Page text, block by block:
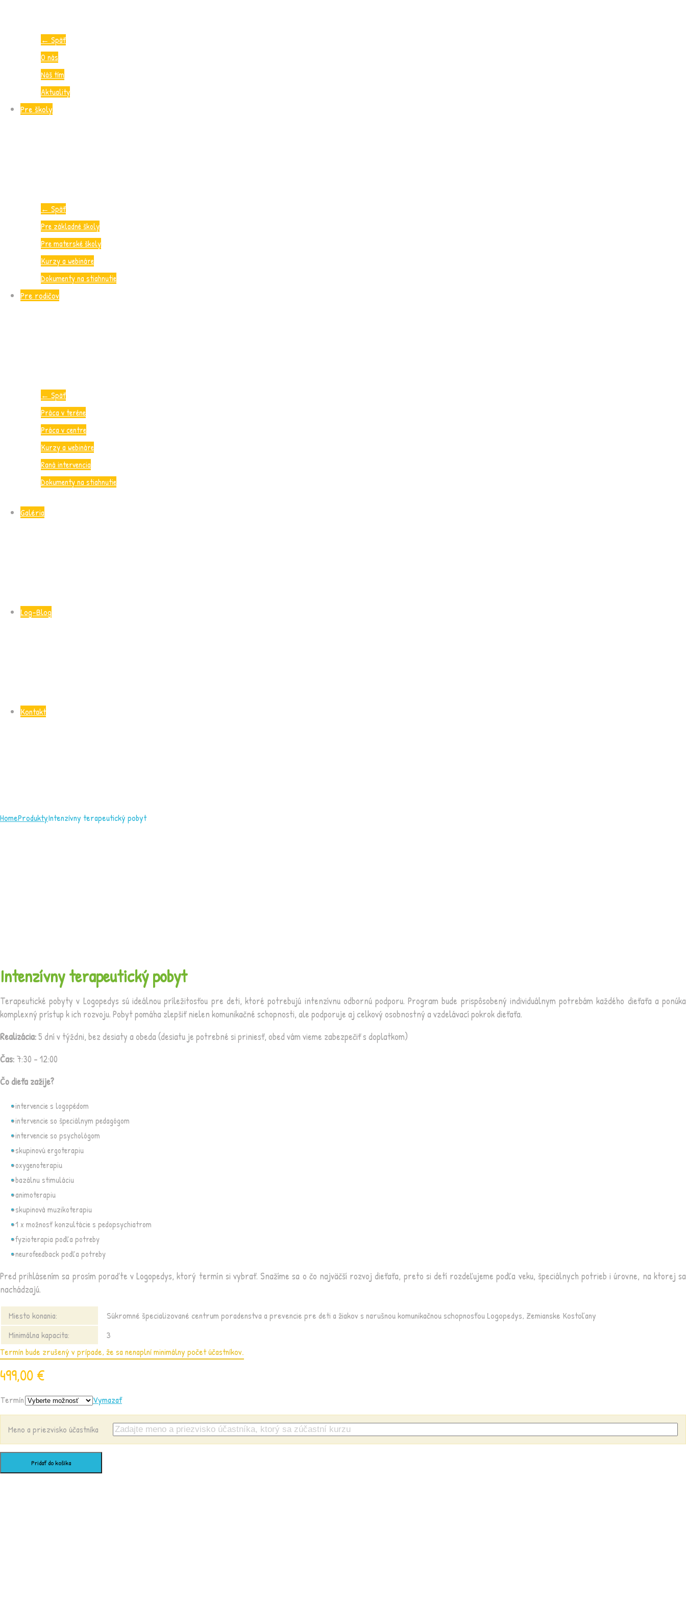
← Späť
O nás
Náš tím
Aktuality
Pre školy
← Späť
Pre základné školy
Pre materské školy
Kurzy a webináre
Dokumenty na stiahnutie
Pre rodičov
← Späť
Práca v teréne
Práca v centre
Kurzy a webináre
Raná intervencia
Dokumenty na stiahnutie
Galéria
Log-Blog
Kontakt
HomeProduktyIntenzívny terapeutický pobyt
Intenzívny terapeutický pobyt
Terapeutické pobyty v Logopedys sú ideálnou príležitosťou pre deti, ktoré potrebujú intenzívnu odbornú podporu. Program bude prispôsobený individuálnym potrebám každého dieťaťa a ponúka
komplexný prístup k ich rozvoju. Pobyt pomáha zlepšiť nielen komunikačné schopnosti, ale podporuje aj celkový osobnostný a vzdelávací pokrok dieťaťa.
Realizácia:5 dní v týždni, bez desiaty a obeda (desiatu je potrebné si priniesť, obed vám vieme zabezpečiť s doplatkom)
Čas: 7:30 – 12:00
Čo dieťa zažije?
intervencie s logopédom
intervencie so špeciálnym pedagógom
intervencie so psychológom
skupinovú ergoterapiu
oxygenoterapiu
bazálnu stimuláciu
animoterapiu
skupinová muzikoterapiu
1 x možnosť konzultácie s pedopsychiatrom
fyzioterapia podľa potreby
neurofeedback podľa potreby
Pred prihlásením sa prosím poraďte v Logopedys, ktorý termín si vybrať. Snažíme sa o čo najväčší rozvoj dieťaťa, preto si detí rozdeľujeme podľa veku, špeciálnych potrieb i úrovne, na ktorej sa
nachádzajú.
Miesto konania:
Súkromné špecializované centrum poradenstva a prevencie pre deti a žiakov s narušnou komunikačnou schopnosťou Logopedys, Zemianske Kostoľany
Minimálna kapacita:
3
Termín bude zrušený v prípade, že sa nenaplní minimálny počet účastníkov.
499,00 €
Termín Vymazať
Meno a priezvisko účastníka
Pridať do košíka